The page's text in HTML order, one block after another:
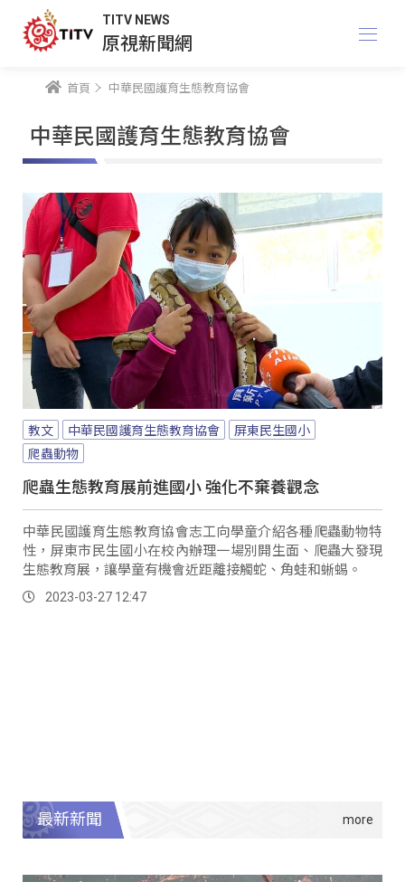
TITV NEWS
原視新聞網
首頁 中華民國護育生態教育協會
中華民國護育生態教育協會
教文 中華民國護育生態教育協會
屏東民生國小
爬蟲動物
爬蟲生態教育展前進國小 強化不棄養觀念
中華民國護育生態教育協會志工向學童介紹各種爬蟲動物特
性，屏東市民生國小在校內辦理一場別開生面、爬蟲大發現
生態教育展，讓學童有機會近距離接觸蛇、角蛙和蜥蜴。
2023-03-27 12:47
最新新聞